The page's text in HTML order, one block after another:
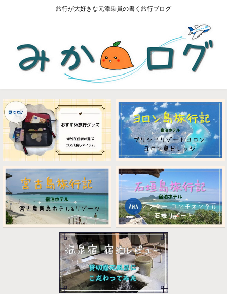
旅行が大好きな元添乗員の書く旅行ブログ